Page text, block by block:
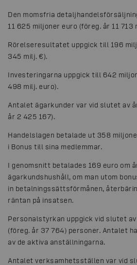
Den momsfria
11 625 miljoner euro (föreg. år 11 713
Rörelseresultatet uppgick till 196
345 milj. €).
Investeringarna uppgick till 642
498 milj. euro).
Antalet ägarkunder var vid slutet av
år 2 425 167).
Handelslagen betalade ut 358
i Bonus till sina medlemmar.
I genomsnitt betalades 169 euro om
ägarkundshushåll, om man utom
in betalningssättsförmånen,
räntan på insatsen.
Personalstyrkan uppgick vid slutet
(föreg. år 37 764) personer. Antalet
av de aktiva anställningarna.
Antalet verksamhetsställen var vid